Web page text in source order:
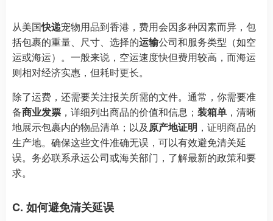
从美国快递宠物用品到香港，费用会因多种因素而异，包
括包裹的重量、尺寸、选择的运输公司和服务类型（如空
运或海运）。一般来说，空运速度快但费用较高，而海运
则相对经济实惠，但耗时更长。
除了运费，还需要关注报关所需的文件。通常，你需要准
备商业发票 ，详细列出商品的价值和信息； 装箱单 ，清晰
地展示包裹内的物品清单；以及原产地证明 ，证明商品的
生产地。确保这些文件准确无误，可以有效避免清关延
误。务必联系承运公司或海关部门，了解最新的政策和要
求。
C. 如何避免清关延误